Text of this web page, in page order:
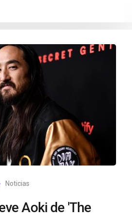
Noticias
Aoki de 'The